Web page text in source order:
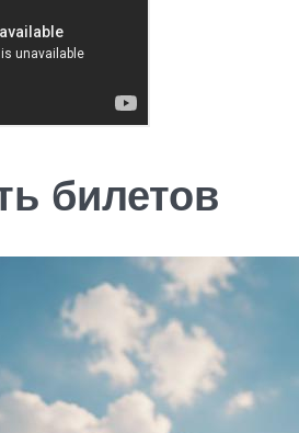
билетов